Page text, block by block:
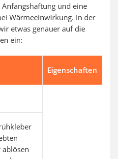
und eine
Wärmeeinwirkung. In der
etwas genauer auf die
ein:
Eigenschaften
ablösen